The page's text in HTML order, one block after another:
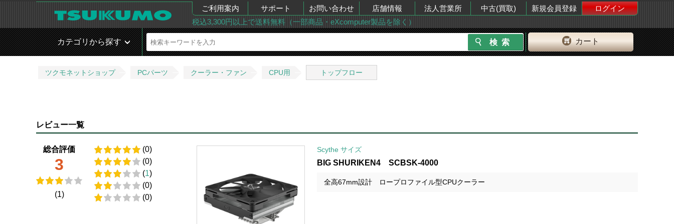
ご利用案内 サポート お問い合わせ 店舗情報 法人営業所 中古(買取) 新規会員登録
ログイン
税込3,300円以上で送料無料（一部商品・eXcomputer製品を除く）
カート
カテゴリから探す
ツクモネットショップ PCパーツ クーラー・ファン CPU用 トップフロー
レビュー一覧
総合評価
3
(1)
(0)
(0)
(1)
(0)
(0)
Scythe サイズ
BIG SHURIKEN4 SCBSK-4000
全高67mm設計 ロープロファイル型CPUクーラー